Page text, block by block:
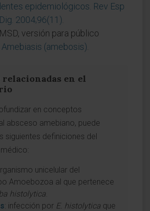
epidemiológicos. Rev Esp
2004;96(11)
versión para público
Amebiasis (amebosis)
relacionadas en el
en conceptos
absceso amebiano, puede
siguientes definiciones del
unicelular del
Amoebozoa al que pertenece
histolytica.
: infección por E. histolytica que